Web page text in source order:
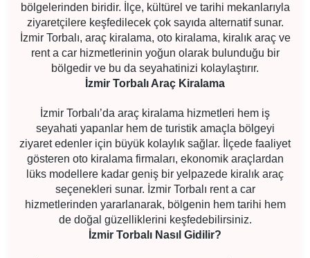
bölgelerinden biridir. İlçe, kültürel ve tarihi mekanlarıyla
ziyaretçilere keşfedilecek çok sayıda alternatif sunar.
İzmir Torbalı, araç kiralama, oto kiralama, kiralık araç ve
rent a car hizmetlerinin yoğun olarak bulunduğu bir
bölgedir ve bu da seyahatinizi kolaylaştırır.
İzmir Torbalı Araç Kiralama
İzmir Torbalı’da araç kiralama hizmetleri hem iş
seyahati yapanlar hem de turistik amaçla bölgeyi
ziyaret edenler için büyük kolaylık sağlar. İlçede faaliyet
gösteren oto kiralama firmaları, ekonomik araçlardan
lüks modellere kadar geniş bir yelpazede kiralık araç
seçenekleri sunar. İzmir Torbalı rent a car
hizmetlerinden yararlanarak, bölgenin hem tarihi hem
de doğal güzelliklerini keşfedebilirsiniz.
İzmir Torbalı Nasıl Gidilir?